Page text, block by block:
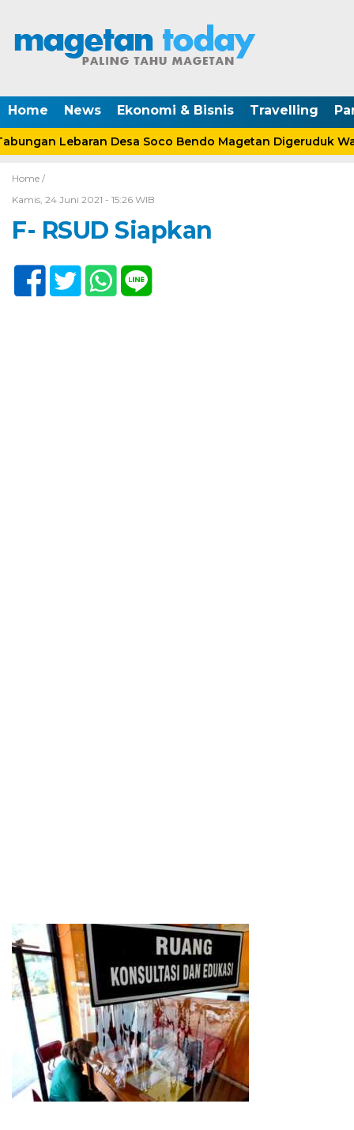
Home News Ekonomi & Bisnis Travelling
Lebaran Desa Soco Bendo Magetan Digeruduk
Home /
Kamis, 24 Juni 2021 - 15:26 WIB
F- RSUD Siapkan